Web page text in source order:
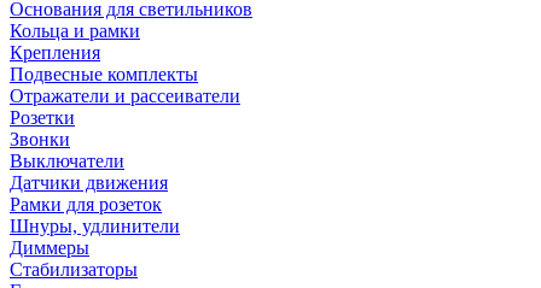
Основания для светильников
Кольца и рамки
Крепления
Подвесные комплекты
Отражатели и рассеиватели
Розетки
Звонки
Выключатели
Датчики движения
Рамки для розеток
Шнуры, удлинители
Диммеры
Стабилизаторы